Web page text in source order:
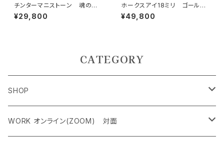
チンターマニストーン 魂の使
命、願いを叶える、シリウス星か
らのメッセンジャー
¥29,800
ホークスアイ18ミリ ゴールデ
ンコパールチル シトリン タイ
ガーズアイ 決断力、直感力、金
¥49,800
CATEGORY
SHOP
ペンダントトップ＜レアストーン＞
WORK オンライン(ZOOM) 対面